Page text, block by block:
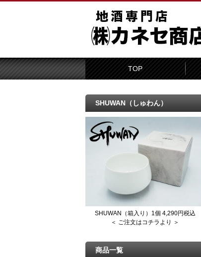
TOP
SHUWAN（しゅわん）
SHUWAN（箱入り）1個 4,290円税込
＜ ご注文はコチラより ＞
商品一覧